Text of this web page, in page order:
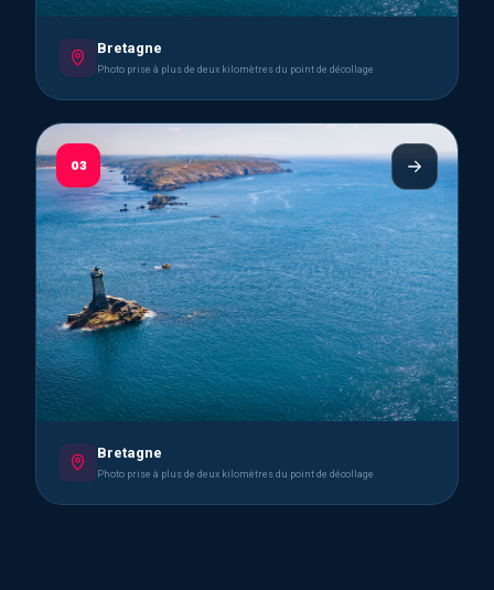
Bretagne
Photo prise à plus de deux kilomètres du point de décollage
03
Bretagne
Photo prise à plus de deux kilomètres du point de décollage